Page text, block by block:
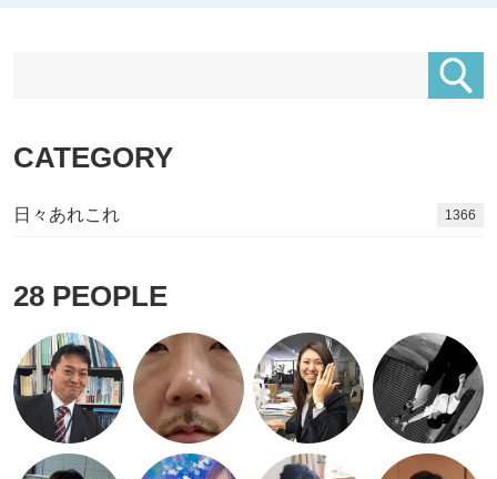
CATEGORY
日々あれこれ 1507
28 PEOPLE